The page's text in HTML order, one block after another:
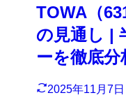
TOWA（
の見通し |
ーを徹底分
2025年11月7日